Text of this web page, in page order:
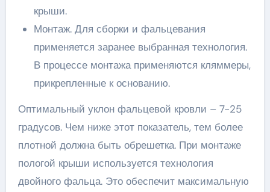
крыши.
Монтаж. Для сборки и фальцевания
применяется заранее выбранная технология.
В процессе монтажа применяются кляммеры,
прикрепленные к основанию.
Оптимальный уклон фальцевой кровли – 7-25
градусов. Чем ниже этот показатель, тем более
плотной должна быть обрешетка. При монтаже
пологой крыши используется технология
двойного фальца. Это обеспечит максимальную